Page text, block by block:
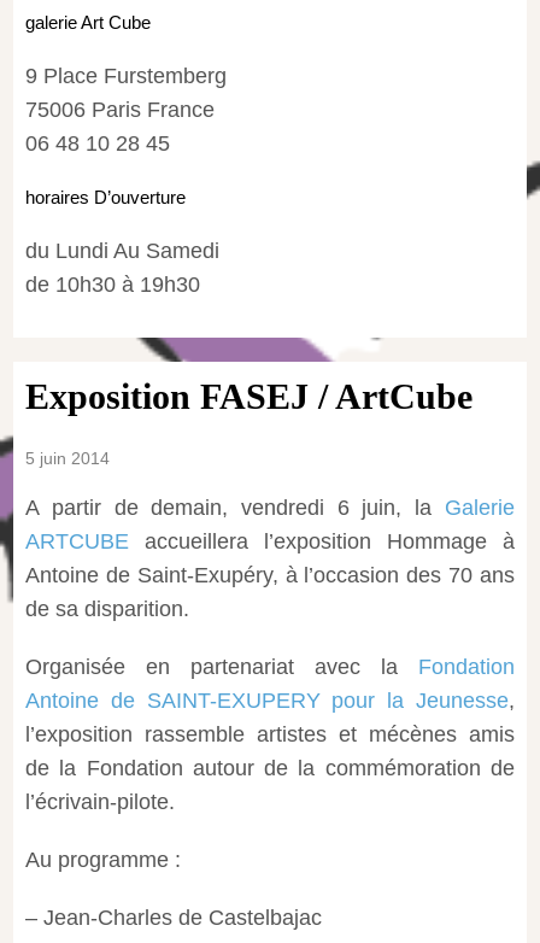
galerie Art Cube
9 Place Furstemberg
75006 Paris France
06 48 10 28 45
horaires D’ouverture
du Lundi Au Samedi
de 10h30 à 19h30
Exposition FASEJ / ArtCube
5 juin 2014
A partir de demain, vendredi 6 juin, la Galerie
ARTCUBE accueillera l’exposition Hommage à
Antoine de Saint-Exupéry, à l’occasion des 70 ans
de sa disparition.
Organisée en partenariat avec la Fondation
Antoine de SAINT-EXUPERY pour la Jeunesse,
l’exposition rassemble artistes et mécènes amis
de la Fondation autour de la commémoration de
l’écrivain-pilote.
Au programme :
– Jean-Charles de Castelbajac